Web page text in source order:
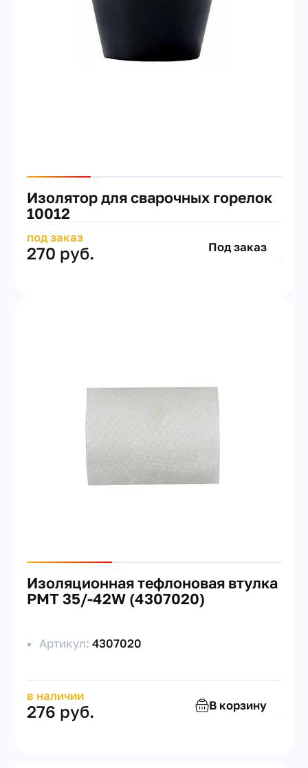
Изолятор для сварочных горелок
10012
под заказ
270 руб. Под заказ
Изоляционная тефлоновая втулка
PMT 35/-42W (4307020)
Артикул:4307020
в наличии
276 руб. В корзину